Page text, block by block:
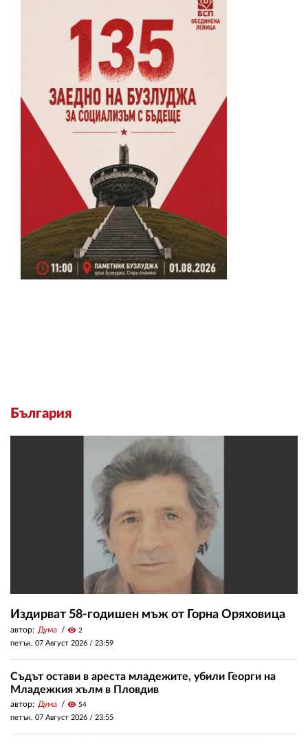
България
Издирват 58-годишен мъж от Горна Оряховица
автор: Дума visibility 2
петък, 07 Август 2026 / 23:59
Съдът остави в ареста младежите, убили Георги на
Младежкия хълм в Пловдив
автор: Дума visibility 54
петък, 07 Август 2026 / 23:55